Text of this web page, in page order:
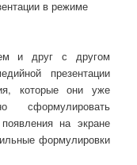
в режиме
и друг с другом
презентации
которые они уже
сформулировать
на экране
формулировки